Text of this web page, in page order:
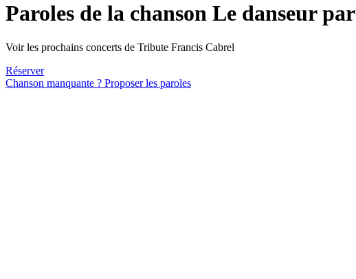
Paroles de la chanson Le danseur par
Voir les prochains concerts de Tribute Francis Cabrel
Réserver
Chanson manquante ? Proposer les paroles